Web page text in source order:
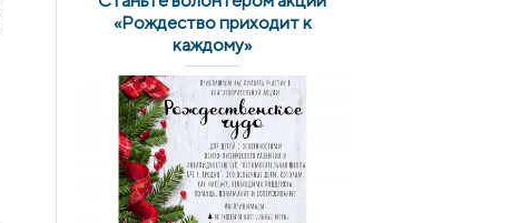
«Рождество приходит к
каждому»